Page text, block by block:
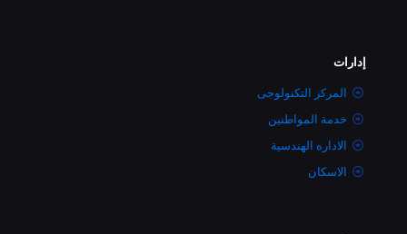
إدارات
المركز التكنولوجى
خدمة المواطنين
الاداره الهندسية
الاسكان